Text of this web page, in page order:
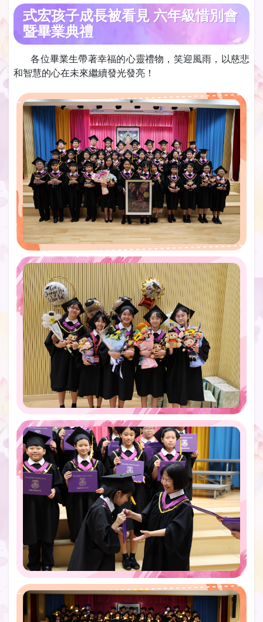
式宏孩子成長被看見 六年級惜別會
暨畢業典禮
各位畢業生帶著幸福的心靈禮物，笑迎風雨，以慈悲
和智慧的心在未來繼續發光發亮！